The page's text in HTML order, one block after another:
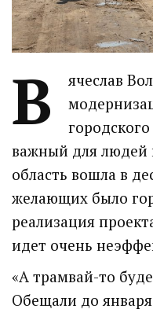
В
ячеслав
важный для людей
область вошла в
желающих было
реализация
идет очень
«А трамвай-то
Обещали до